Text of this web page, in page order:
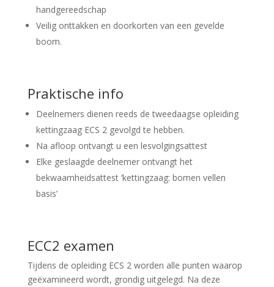
handgereedschap
Veilig onttakken en doorkorten van een gevelde
boom.
Praktische info
Deelnemers dienen reeds de tweedaagse opleiding
kettingzaag ECS 2 gevolgd te hebben.
Na afloop ontvangt u een lesvolgingsattest
Elke geslaagde deelnemer ontvangt het
bekwaamheidsattest ‘kettingzaag: bomen vellen
basis’
ECC2 examen
Tijdens de opleiding ECS 2 worden alle punten waarop
geëxamineerd wordt, grondig uitgelegd. Na deze